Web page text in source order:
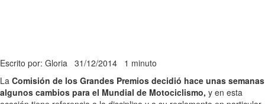
Escrito por: Gloria 31/12/2014 1 minuto
La Comisión de los Grandes Premios decidió hace unas semanas
algunos cambios para el Mundial de Motociclismo, y en esta